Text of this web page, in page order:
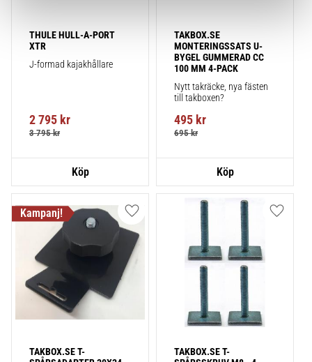
THULE HULL-A-PORT
XTR
J-formad kajakhållare
2 795 kr
3 795kr
TAKBOX.SE
MONTERINGSSATS U-
BYGEL GUMMERAD CC
100 MM 4-PACK
Nytt takräcke, nya fästen
till takboxen?
495 kr
695kr
TAKBOX.SE T-
Lägg till i favoriter
TAKBOX.SE T-
Lägg